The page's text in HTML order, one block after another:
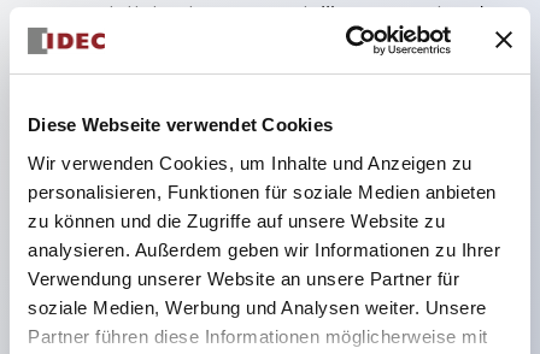
Diese Webseite verwendet Cookies
Wir verwenden Cookies, um Inhalte und Anzeigen zu
personalisieren, Funktionen für soziale Medien anbieten
zu können und die Zugriffe auf unsere Website zu
analysieren. Außerdem geben wir Informationen zu Ihrer
Verwendung unserer Website an unsere Partner für
soziale Medien, Werbung und Analysen weiter. Unsere
Partner führen diese Informationen möglicherweise mit
Ausgestattet mit einem verstellbaren Fenster, das
auch bei der Montage in großer Höhe gut sichtbar
Verwendung von superhellen, flächenstrahlenden
Super-LEDs.
Durch die Verwendung der SS-Klemmenstruktur
wird der Verkabelungsaufwand reduziert, zudem
sind Klemmenabdeckung und Gehäuse in einem
Stück gefertigt und eine
Schraubenverlustsicherung realisiert.